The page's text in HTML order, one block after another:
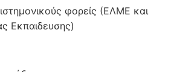
φορείς (ΕΛΜΕ και
Εκπαιδευσης)